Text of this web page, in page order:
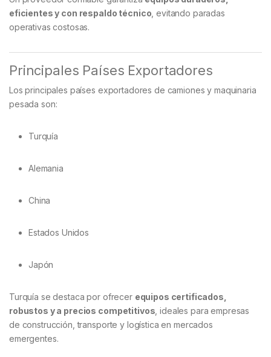
eficientes y con respaldo técnico , evitando paradas
operativas costosas.
Principales Países Exportadores
Los principales países exportadores de camiones y maquinaria
pesada son:
Turquía
Alemania
China
Estados Unidos
Japón
Turquía se destaca por ofrecer equipos certificados,
robustos y a precios competitivos , ideales para empresas
de construcción, transporte y logística en mercados
emergentes.